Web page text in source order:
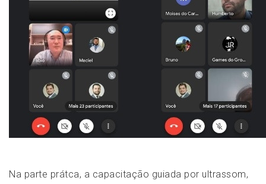
Na parte prátca, a capacitação guiada por ultrassom,